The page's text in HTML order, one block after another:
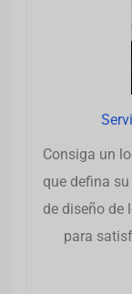
Consiga un
que defina
de diseño de
para